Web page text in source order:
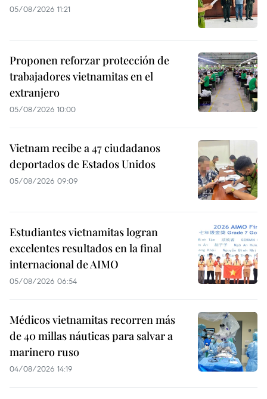
05/08/2026 11:21
Proponen reforzar protección de
trabajadores vietnamitas en el
extranjero
05/08/2026 10:00
Vietnam recibe a 47 ciudadanos
deportados de Estados Unidos
05/08/2026 09:09
Estudiantes vietnamitas logran
excelentes resultados en la final
internacional de AIMO
05/08/2026 06:54
Médicos vietnamitas recorren más
de 40 millas náuticas para salvar a
marinero ruso
04/08/2026 14:19